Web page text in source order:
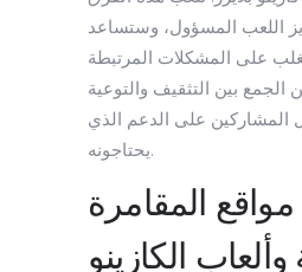
اللعب المسؤول، وستساعد
على المشكلات المرتبطة
الجمع بين التثقيف والتوعية
المشاركين على الدعم الذي
يحتاجونه.
المقامرة
وألعاب الكازينو